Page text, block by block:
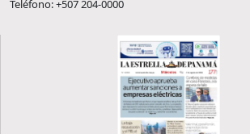
Teléfono: +507 204-0000